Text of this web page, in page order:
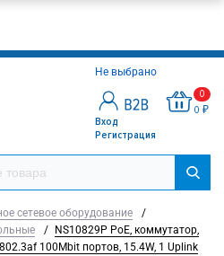
Не выбрано
Вход
Регистрация
0
0 ₽
сетевое оборудование
/
/
NS10829P PoE, коммутатор,
100Mbit портов, 15.4W, 1 Uplink